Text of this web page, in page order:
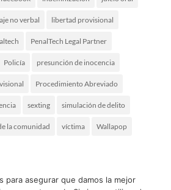
no verbal libertad provisional
PenalTech Legal Partner
Policía presunción de inocencia
Procedimiento Abreviado
sexting simulación de delito
la comunidad víctima Wallapop
para asegurar que damos la mejor